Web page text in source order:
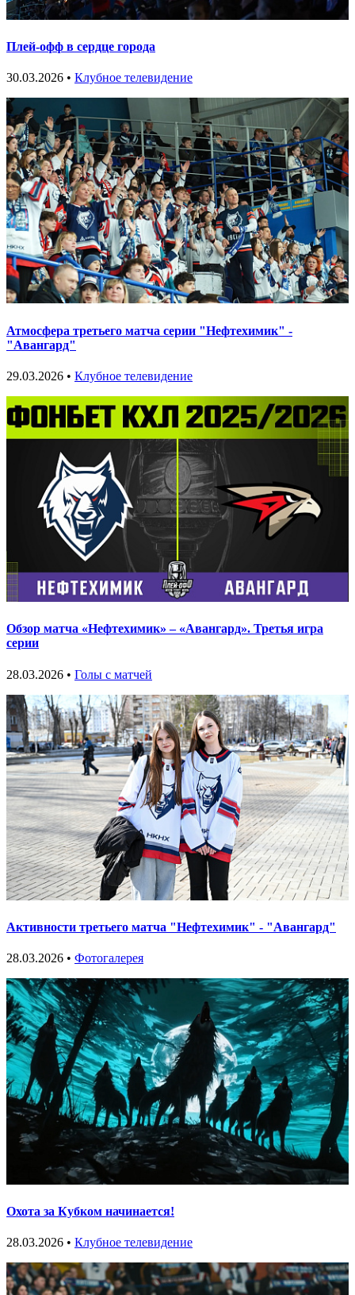
Плей-офф в сердце города
30.03.2026 • Клубное телевидение
Атмосфера третьего матча серии "Нефтехимик" -
"Авангард"
29.03.2026 • Клубное телевидение
Обзор матча «Нефтехимик» – «Авангард». Третья игра
серии
28.03.2026 • Голы с матчей
Активности третьего матча "Нефтехимик" - "Авангард"
28.03.2026 • Фотогалерея
Охота за Кубком начинается!
28.03.2026 • Клубное телевидение